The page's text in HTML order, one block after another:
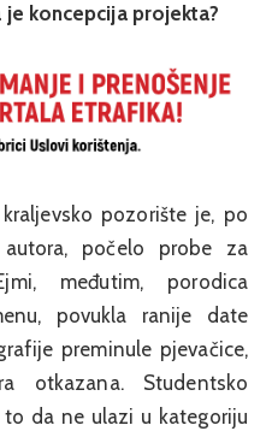
je koncepcija projekta?
pozorište je, po
počelo probe za
međutim, porodica
povukla ranije date
preminule pjevačice,
Studentsko
da ne ulazi u kategoriju